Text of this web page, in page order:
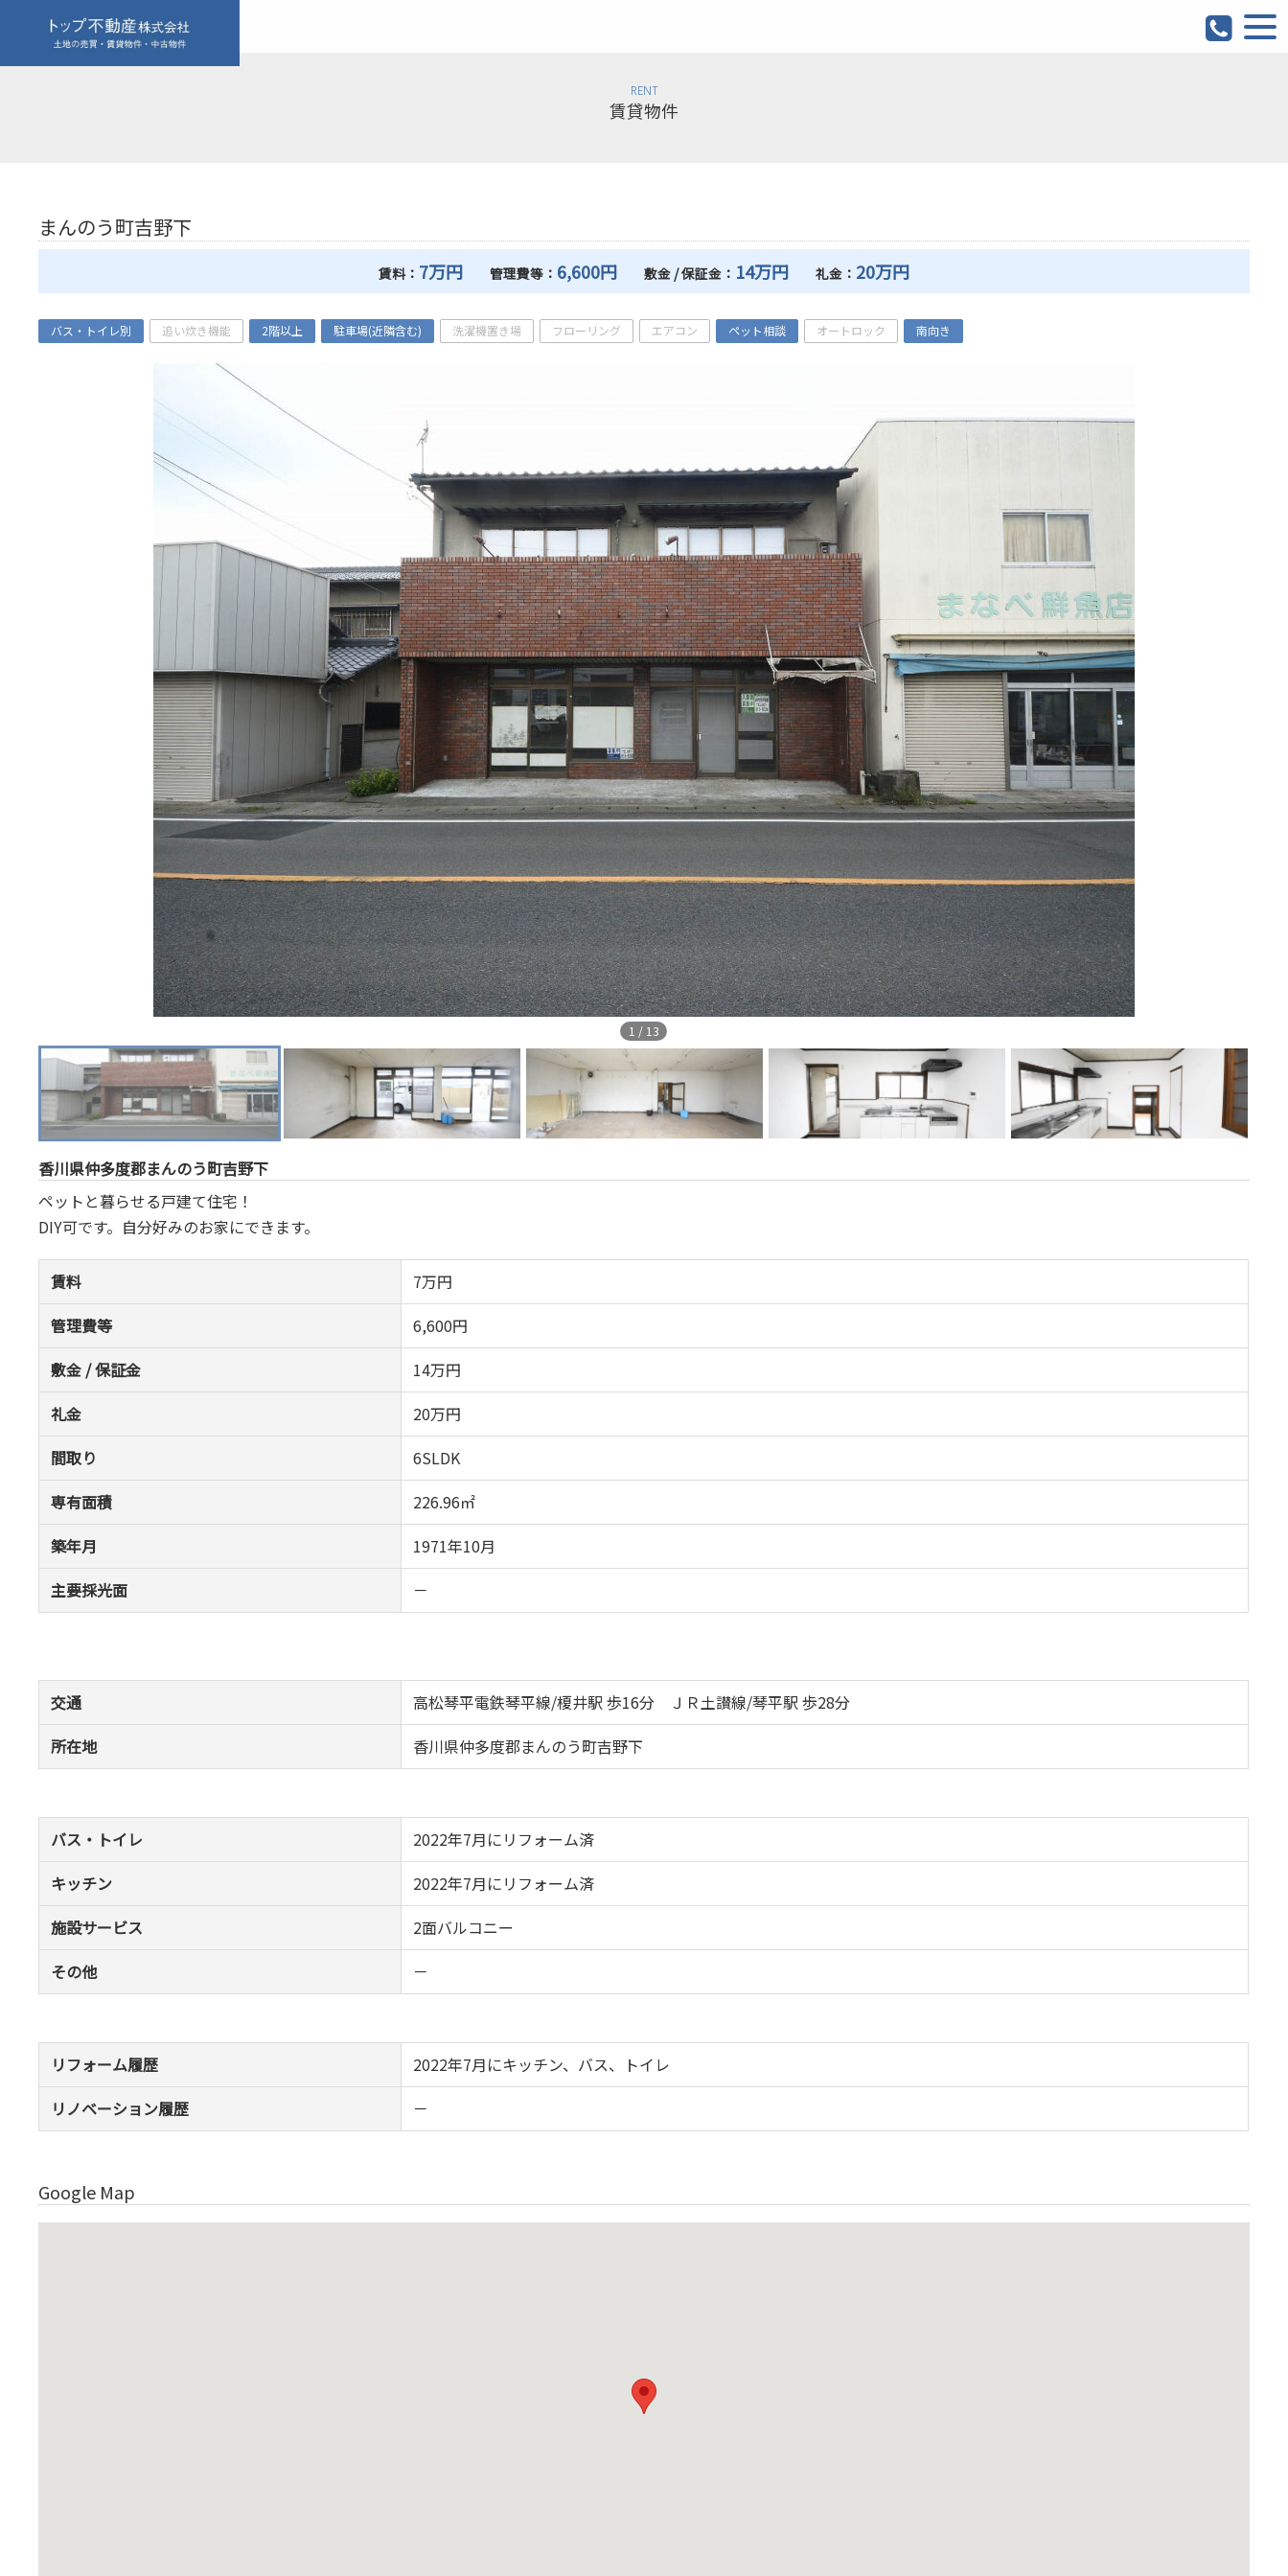
RENT
賃貸物件
まんのう町吉野下
賃料： 7万円 管理費等： 6,600円 敷金 / 保証金： 14万円 礼金： 20万円
バス・トイレ別 追い炊き機能 2階以上 駐車場(近隣含む) 洗濯機置き場 フローリング エアコン ペット相談 オートロック 南向き
1 / 13
香川県仲多度郡まんのう町吉野下
ペットと暮らせる戸建て住宅！
DIY可です。自分好みのお家にできます。
賃料
7万円
管理費等
6,600円
敷金 / 保証金
14万円
礼金
20万円
間取り
6SLDK
専有面積
226.96㎡
築年月
1971年10月
主要採光面
－
交通
高松琴平電鉄琴平線/榎井駅 歩16分 ＪＲ土讃線/琴平駅 歩28分
所在地
香川県仲多度郡まんのう町吉野下
バス・トイレ
2022年7月にリフォーム済
キッチン
2022年7月にリフォーム済
施設サービス
2面バルコニー
その他
－
リフォーム履歴
2022年7月にキッチン、バス、トイレ
リノベーション履歴
－
Google Map